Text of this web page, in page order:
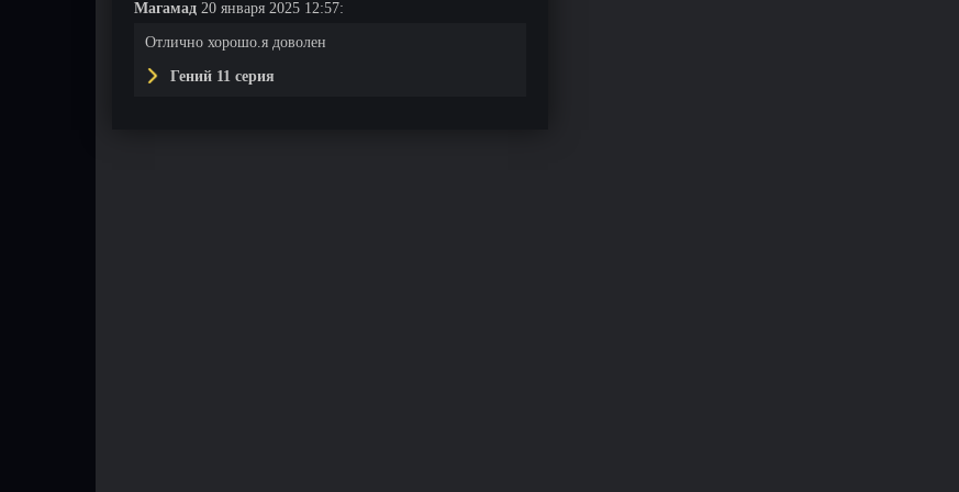
Магамад 20 января 2025 12:57:
Отлично хорошо.я доволен
Гений 11 серия